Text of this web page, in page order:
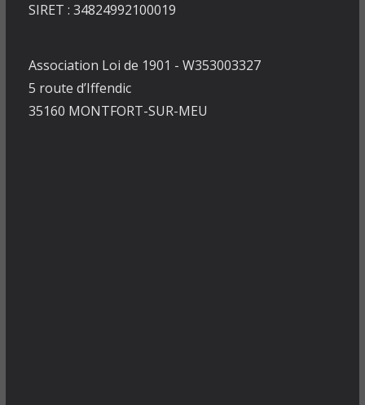
SIRET : 34824992100019
Association Loi de 1901 - W353003327
5 route d’Iffendic
35160 MONTFORT-SUR-MEU